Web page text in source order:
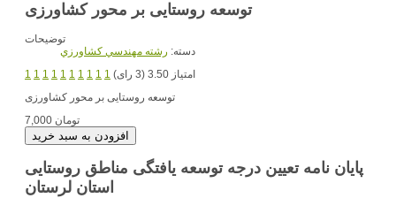
توسعه روستایی بر محور کشاورزی
توضیحات
دسته: رشته مهندسي کشاورزي
1 1 1 1 1 1 1 1 1 1
امتیاز 3.50 (3 رای)
توسعه روستایی بر محور کشاورزی
7,000 تومان
پایان نامه تعیین درجه توسعه یافتگی مناطق روستایی
استان لرستان